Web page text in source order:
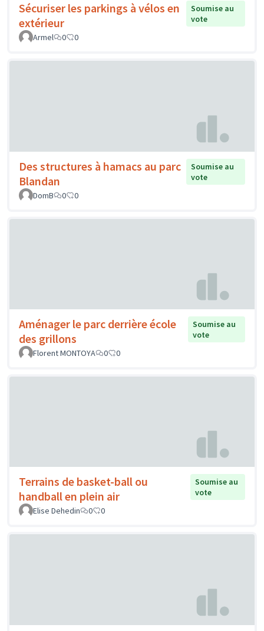
Sécuriser les parkings à vélos en
extérieur
Soumise au
vote
Armel
0 0
Des structures à hamacs au parc
Blandan
Soumise au
vote
DomB
0 0
Aménager le parc derrière école
des grillons
Soumise au
vote
Florent MONTOYA
0 0
Terrains de basket-ball ou
handball en plein air
Soumise au
vote
Elise Dehedin
0 0